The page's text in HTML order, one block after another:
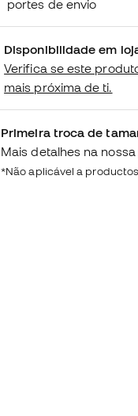
portes de envio
Disponibilidade em
Verifica se este
mais próxima de ti.
Primeira troca de
Mais detalhes na nossa
*Não aplicável a